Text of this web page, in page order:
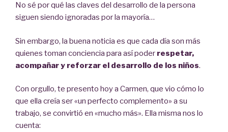
No sé por qué las claves del desarrollo de la persona
siguen siendo ignoradas por la mayoría…
Sin embargo, la buena noticia es que cada día son más
quienes toman conciencia para así poder respetar,
acompañar y reforzar el desarrollo de los niños.
Con orgullo, te presento hoy a Carmen, que vio cómo lo
que ella creía ser «un perfecto complemento» a su
trabajo, se convirtió en «mucho más». Ella misma nos lo
cuenta: